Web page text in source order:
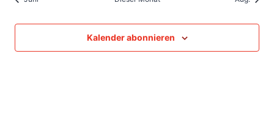
Kalender abonnieren